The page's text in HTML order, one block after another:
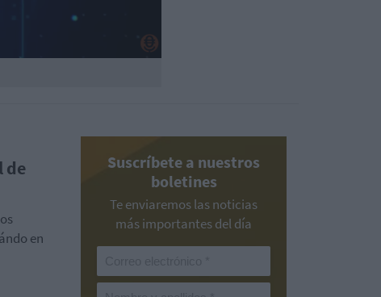
de
en
Suscríbete a nuestros
boletines
Te enviaremos las noticias
más importantes del día